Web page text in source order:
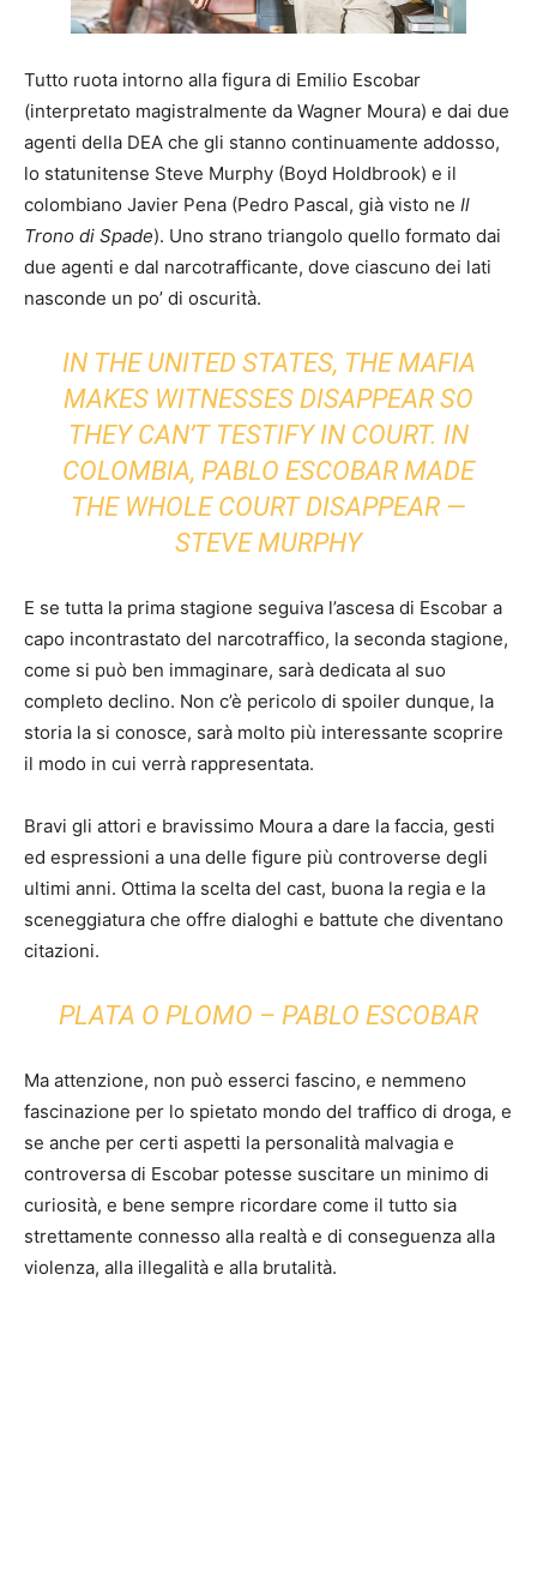
Tutto ruota intorno alla figura di Emilio Escobar
(interpretato magistralmente da Wagner Moura) e dai due
agenti della DEA che gli stanno continuamente addosso,
lo statunitense Steve Murphy (Boyd Holdbrook) e il
colombiano Javier Pena (Pedro Pascal, già visto ne Il
Trono di Spade). Uno strano triangolo quello formato dai
due agenti e dal narcotrafficante, dove ciascuno dei lati
nasconde un po’ di oscurità.
IN THE UNITED STATES, THE MAFIA
MAKES WITNESSES DISAPPEAR SO
THEY CAN’T TESTIFY IN COURT. IN
COLOMBIA, PABLO ESCOBAR MADE
THE WHOLE COURT DISAPPEAR —
STEVE MURPHY
E se tutta la prima stagione seguiva l’ascesa di Escobar a
capo incontrastato del narcotraffico, la seconda stagione,
come si può ben immaginare, sarà dedicata al suo
completo declino. Non c’è pericolo di spoiler dunque, la
storia la si conosce, sarà molto più interessante scoprire
il modo in cui verrà rappresentata.
Bravi gli attori e bravissimo Moura a dare la faccia, gesti
ed espressioni a una delle figure più controverse degli
ultimi anni. Ottima la scelta del cast, buona la regia e la
sceneggiatura che offre dialoghi e battute che diventano
citazioni.
PLATA O PLOMO – PABLO ESCOBAR
Ma attenzione, non può esserci fascino, e nemmeno
fascinazione per lo spietato mondo del traffico di droga, e
se anche per certi aspetti la personalità malvagia e
controversa di Escobar potesse suscitare un minimo di
curiosità, e bene sempre ricordare come il tutto sia
strettamente connesso alla realtà e di conseguenza alla
violenza, alla illegalità e alla brutalità.